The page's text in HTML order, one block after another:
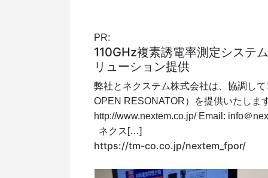
PR:
110GHz複素誘電率測定システ
リューション提供
弊社とネクステム株式会社は、協調し
OPEN RESONATOR）を提供いたし
http://www.nextem.co.jp/ Email: info＠
ネクス[…]
https://tm-co.co.jp/nextem_fpor/